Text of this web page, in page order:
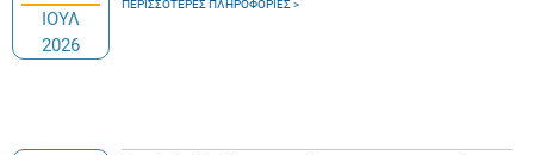
ΙΟΥΛ
2026
ΠΕΡΙΣΣΌΤΕΡΕΣ ΠΛΗΡΟΦΟΡΊΕΣ